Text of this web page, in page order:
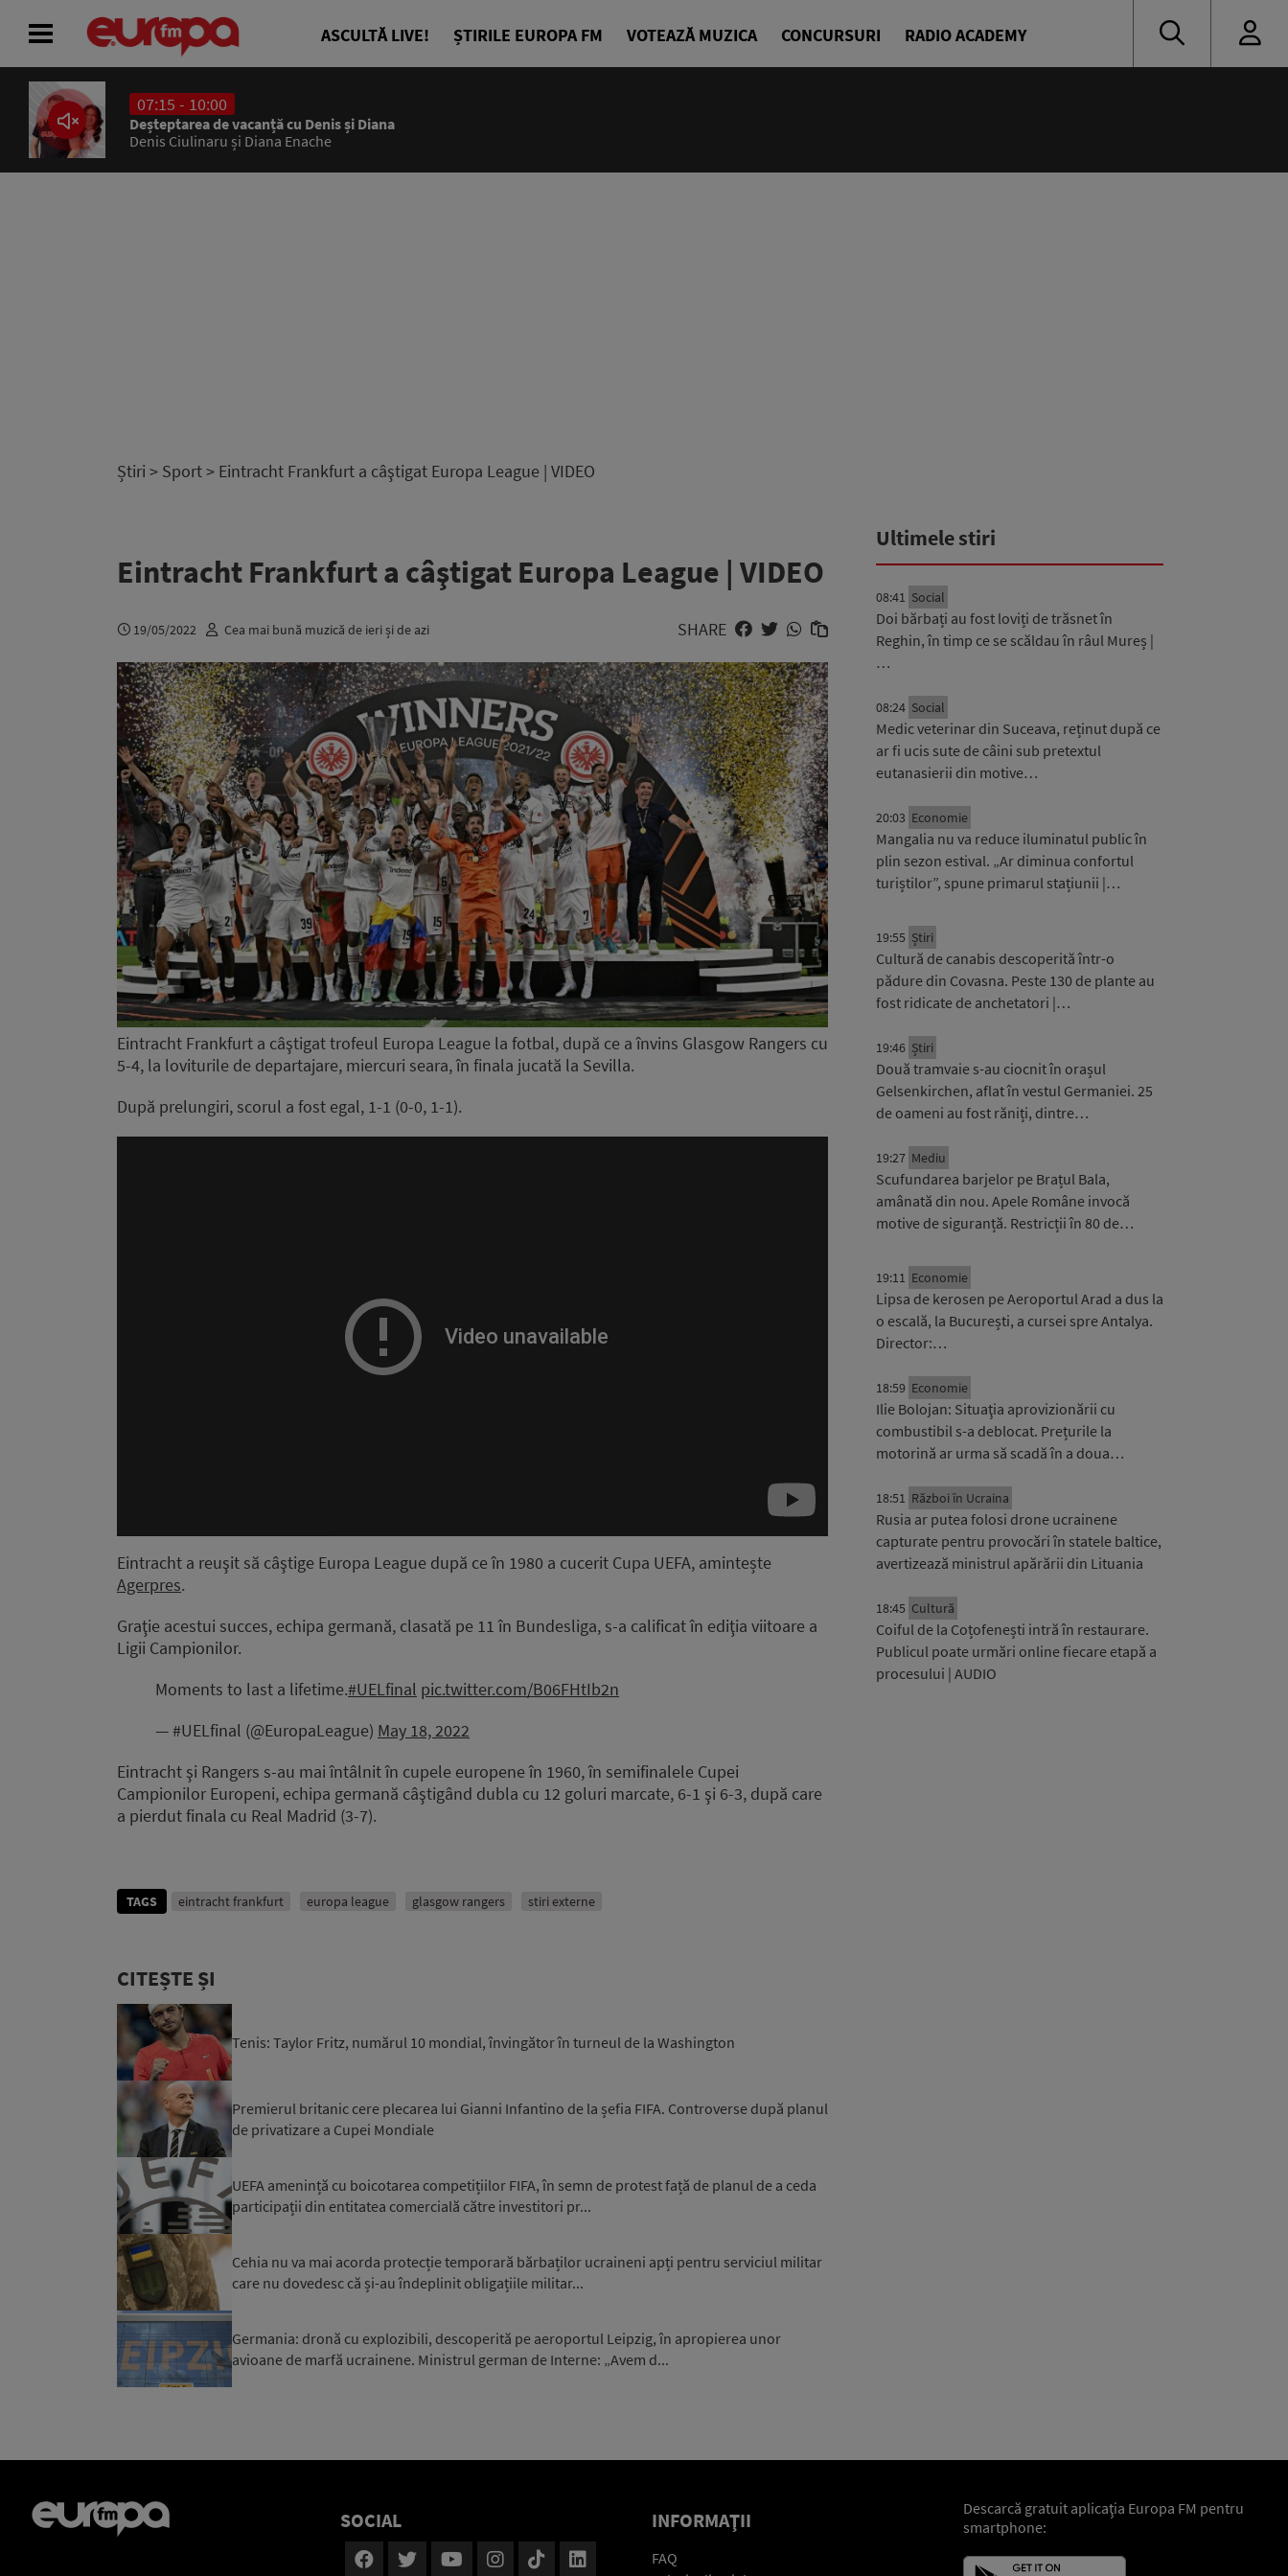
ASCULTĂ LIVE! ȘTIRILE EUROPA FM VOTEAZĂ MUZICA CONCURSURI RADIO ACADEMY
07:15 - 10:00
Deșteptarea de vacanță cu Denis și Diana
Denis Ciulinaru și Diana Enache
Știri > Sport> Eintracht Frankfurt a câştigat Europa League | VIDEO
Eintracht Frankfurt a câştigat Europa League | VIDEO
19/05/2022 Cea mai bună muzică de ieri și de azi SHARE
Eintracht Frankfurt a câştigat trofeul Europa League la fotbal, după ce a învins Glasgow Rangers cu
5-4, la loviturile de departajare, miercuri seara, în finala jucată la Sevilla.
După prelungiri, scorul a fost egal, 1-1 (0-0, 1-1).
Eintracht a reuşit să câştige Europa League după ce în 1980 a cucerit Cupa UEFA, amintește
Agerpres.
Graţie acestui succes, echipa germană, clasată pe 11 în Bundesliga, s-a calificat în ediţia viitoare a
Ligii Campionilor.
Moments to last a lifetime.#UELfinal pic.twitter.com/B06FHtIb2n
— #UELfinal (@EuropaLeague) May 18, 2022
Eintracht şi Rangers s-au mai întâlnit în cupele europene în 1960, în semifinalele Cupei
Campionilor Europeni, echipa germană câştigând dubla cu 12 goluri marcate, 6-1 şi 6-3, după care
a pierdut finala cu Real Madrid (3-7).
TAGS eintracht frankfurt europa league glasgow rangers stiri externe
CITEȘTE ȘI
Tenis: Taylor Fritz, numărul 10 mondial, învingător în turneul de la Washington
Premierul britanic cere plecarea lui Gianni Infantino de la șefia FIFA. Controverse după planul
de privatizare a Cupei Mondiale
UEFA amenință cu boicotarea competițiilor FIFA, în semn de protest față de planul de a ceda
participații din entitatea comercială către investitori pr...
Cehia nu va mai acorda protecție temporară bărbaților ucraineni apți pentru serviciul militar
care nu dovedesc că și-au îndeplinit obligațiile militar...
Germania: dronă cu explozibili, descoperită pe aeroportul Leipzig, în apropierea unor
avioane de marfă ucrainene. Ministrul german de Interne: „Avem d...
Ultimele stiri
08:41 Social
Doi bărbați au fost loviți de trăsnet în
Reghin, în timp ce se scăldau în râul Mureș |
…
08:24 Social
Medic veterinar din Suceava, reținut după ce
ar fi ucis sute de câini sub pretextul
eutanasierii din motive…
20:03 Economie
Mangalia nu va reduce iluminatul public în
plin sezon estival. „Ar diminua confortul
turiștilor”, spune primarul stațiunii |…
19:55 Știri
Cultură de canabis descoperită într-o
pădure din Covasna. Peste 130 de plante au
fost ridicate de anchetatori |…
19:46 Știri
Două tramvaie s-au ciocnit în orașul
Gelsenkirchen, aflat în vestul Germaniei. 25
de oameni au fost răniți, dintre…
19:27 Mediu
Scufundarea barjelor pe Brațul Bala,
amânată din nou. Apele Române invocă
motive de siguranță. Restricții în 80 de…
19:11 Economie
Lipsa de kerosen pe Aeroportul Arad a dus la
o escală, la București, a cursei spre Antalya.
Director:…
18:59 Economie
Ilie Bolojan: Situaţia aprovizionării cu
combustibil s-a deblocat. Prețurile la
motorină ar urma să scadă în a doua…
18:51 Război în Ucraina
Rusia ar putea folosi drone ucrainene
capturate pentru provocări în statele baltice,
avertizează ministrul apărării din Lituania
18:45 Cultură
Coiful de la Coțofenești intră în restaurare.
Publicul poate urmări online fiecare etapă a
procesului | AUDIO
SOCIAL INFORMAŢII
FAQ
Descarcă gratuit aplicaţia Europa FM pentru
smartphone:
ACASĂ
ȘTIRI